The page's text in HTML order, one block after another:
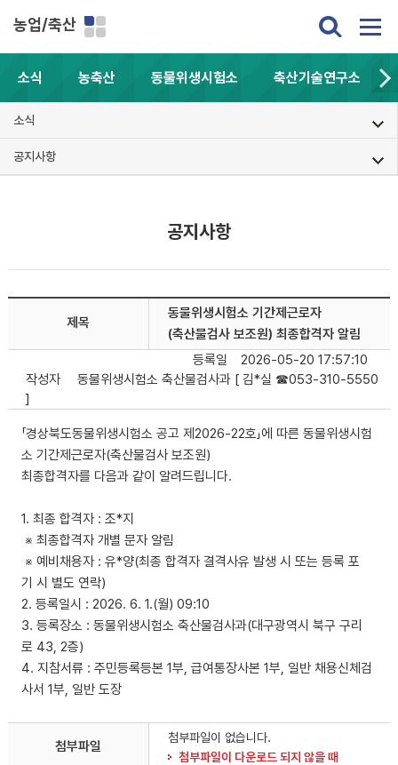
농업/축산
소식 농축산 동물위생시험소 축산기술연구소
소식
공지사항
공지사항
제목
동물위생시험소 기간제근로자
(축산물검사 보조원) 최종합격자 알림
등록일
2026-05-20 17:57:10
작성자
동물위생시험소 축산물검사과 [ 김*실 ☎053-310-5550
]
「경상북도동물위생시험소 공고 제2026-22호」에 따른 동물위생시험
소 기간제근로자(축산물검사 보조원)
최종합격자를 다음과 같이 알려드립니다.
1. 최종 합격자 : 조*지
※ 최종합격자 개별 문자 알림
※ 예비채용자 : 유*양(최종 합격자 결격사유 발생 시 또는 등록 포
기 시 별도 연락)
2. 등록일시 : 2026. 6. 1.(월) 09:10
3. 등록장소 : 동물위생시험소 축산물검사과(대구광역시 북구 구리
로 43, 2층)
4. 지참서류 : 주민등록등본 1부, 급여통장사본 1부, 일반 채용신체검
사서 1부, 일반 도장
첨부파일
첨부파일이 없습니다.
첨부파일이 다운로드 되지 않을 때